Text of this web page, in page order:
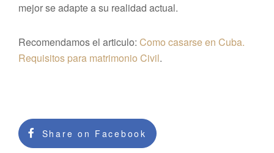
mejor se adapte a su realidad actual.
Recomendamos el articulo: Como casarse en Cuba.
Requisitos para matrimonio Civil.
Share on Facebook